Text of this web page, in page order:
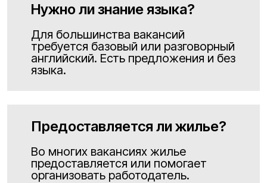
Нужно ли знание языка?
Для большинства вакансий
требуется базовый или разговорный
английский. Есть предложения и без
языка.
Предоставляется ли жилье?
Во многих вакансиях жилье
предоставляется или помогает
организовать работодатель.